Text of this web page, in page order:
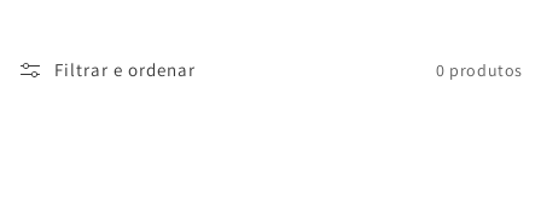
Filtrar e ordenar 0 produtos